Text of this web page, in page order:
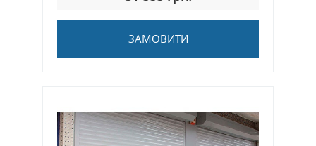
ЗАМОВИТИ